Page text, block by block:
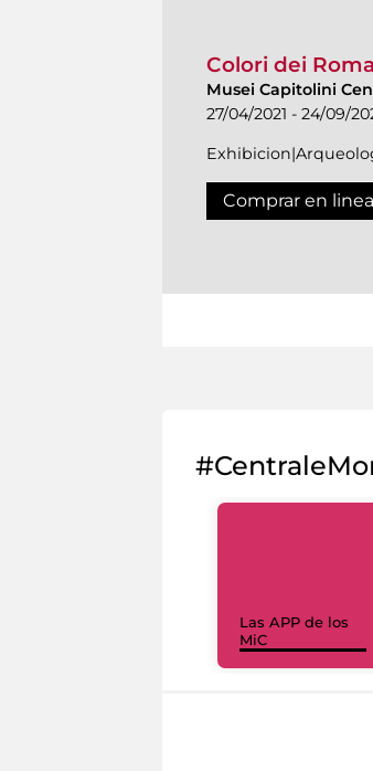
Colori dei
Musei Capitolini
27/04/2021 - 24/09/
Comprar en linea
Las APP de los
MiC